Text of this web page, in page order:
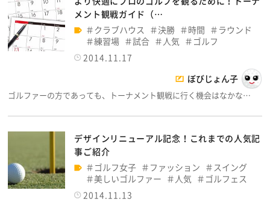
メント観戦ガイド（…
クラブハウス
決勝 時間
ラウンド
練習場
試合 人気
ゴルフ
2014.11.17
ぼびじょん子
ゴルファーの方であっても、トーナメント観戦に行く機会はなかな…
デザインリニューアル記念！これまでの人気記
事ご紹介
ゴルフ女子
ファッション
スイング
美しいゴルファー
人気
ゴルフェス
2014.11.13